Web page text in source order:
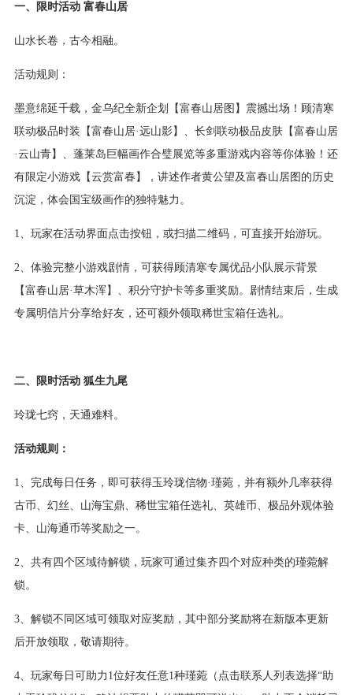
一、限时活动 富春山居
山水长卷，古今相融。
活动规则：
墨意绵延千载，金乌纪全新企划【富春山居图】震撼出场！顾清寒
联动极品时装【富春山居·远山影】、长剑联动极品皮肤【富春山居
·云山青】、蓬莱岛巨幅画作合璧展览等多重游戏内容等你体验！还
有限定小游戏【云赏富春】，讲述作者黄公望及富春山居图的历史
沉淀，体会国宝级画作的独特魅力。
1、玩家在活动界面点击按钮，或扫描二维码，可直接开始游玩。
2、体验完整小游戏剧情，可获得顾清寒专属优品小队展示背景
【富春山居·草木浑】、积分守护卡等多重奖励。剧情结束后，生成
专属明信片分享给好友，还可额外领取稀世宝箱任选礼。
二、限时活动 狐生九尾
玲珑七窍，天通难料。
活动规则：
1、完成每日任务，即可获得玉玲珑信物·瑾菀，并有额外几率获得
古币、幻丝、山海宝鼎、稀世宝箱任选礼、英雄币、极品外观体验
卡、山海通币等奖励之一。
2、共有四个区域待解锁，玩家可通过集齐四个对应种类的瑾菀解
锁。
3、解锁不同区域可领取对应奖励，其中部分奖励将在新版本更新
后开放领取，敬请期待。
4、玩家每日可助力1位好友任意1种瑾菀（点击联系人列表选择“助